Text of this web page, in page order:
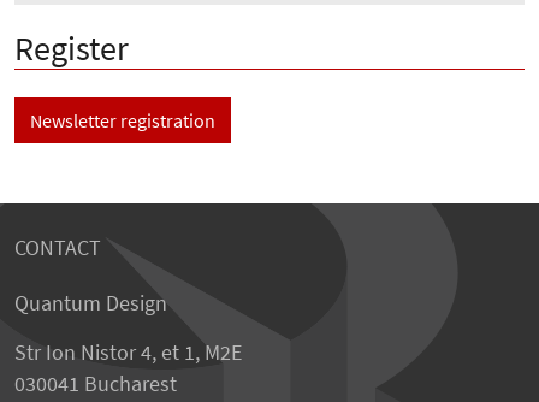
Register
Newsletter registration
CONTACT
Quantum Design
Str Ion Nistor 4, et 1, M2E
030041 Bucharest